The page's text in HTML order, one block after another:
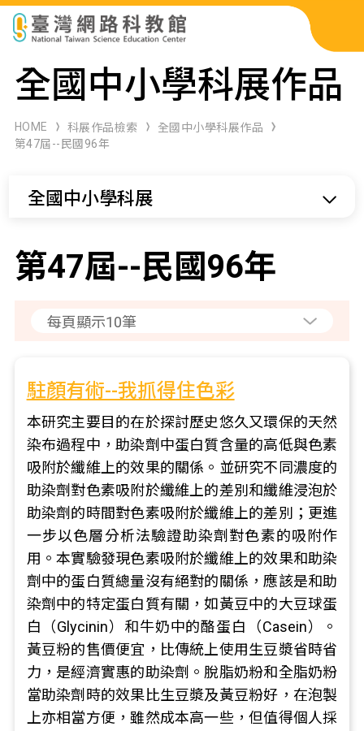
科展作品檢索
科學研習月刊
全國中小學科展作品
HOME 科展作品檢索
全國中小學科展作品
第47屆--民國96年
全國中小學科展
第47屆--民國96年
駐顏有術--我抓得住色彩
本研究主要目的在於探討歷史悠久又環保的天然
染布過程中，助染劑中蛋白質含量的高低與色素
吸附於纖維上的效果的關係。並研究不同濃度的
助染劑對色素吸附於纖維上的差別和纖維浸泡於
助染劑的時間對色素吸附於纖維上的差別；更進
一步以色層分析法驗證助染劑對色素的吸附作
用。本實驗發現色素吸附於纖維上的效果和助染
劑中的蛋白質總量沒有絕對的關係，應該是和助
染劑中的特定蛋白質有關，如黃豆中的大豆球蛋
白（Glycinin）和牛奶中的酪蛋白（Casein）。
黃豆粉的售價便宜，比傳統上使用生豆漿省時省
力，是經濟實惠的助染劑。脫脂奶粉和全脂奶粉
當助染劑時的效果比生豆漿及黃豆粉好，在泡製
上亦相當方便，雖然成本高一些，但值得個人採